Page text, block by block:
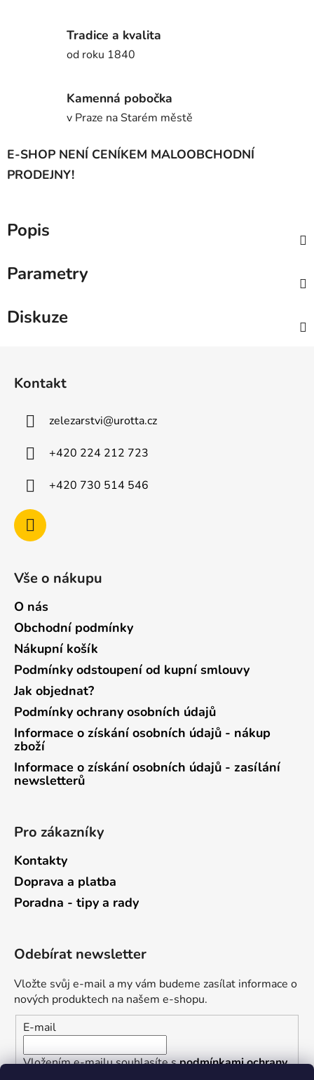
Tradice a kvalita
od roku 1840
Kamenná pobočka
v Praze na Starém městě
E-SHOP NENÍ CENÍKEM MALOOBCHODNÍ
PRODEJNY!
Popis
Parametry
Diskuze
Kontakt
zelezarstvi@urotta.cz
+420 224 212 723
+420 730 514 546
Vše o nákupu
O nás
Obchodní podmínky
Nákupní košík
Podmínky odstoupení od kupní smlouvy
Jak objednat?
Podmínky ochrany osobních údajů
Informace o získání osobních údajů - nákup
zboží
Informace o získání osobních údajů - zasílání
newsletterů
Pro zákazníky
Kontakty
Doprava a platba
Poradna - tipy a rady
Odebírat newsletter
Vložte svůj e-mail a my vám budeme zasílat informace o
nových produktech na našem e-shopu.
E-mail
Vložením e-mailu souhlasíte spodmínkami ochrany